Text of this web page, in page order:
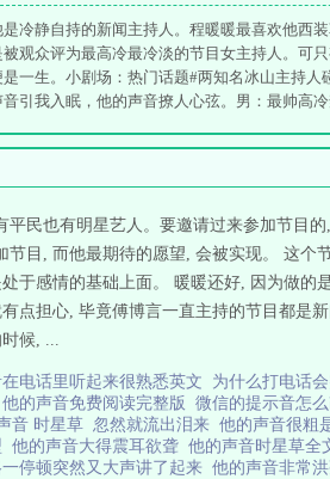
是冷静自持的新闻主持人。程暖暖最喜欢他西
被观众评为最高冷最冷淡的节目女主持人。可
是一生。小剧场：热门话题#两知名冰山主持
音引我入眠，他的声音撩人心弦。男：最帅高
。隔壁日更文《男神和他的猫》。接档文：《
平民也有明星艺人。要邀请过来参加节目
节目, 而他最期待的愿望, 会被实现。 这
于感情的基础上面。 暖暖还好, 因为做
点担心, 毕竟傅博言一直主持的节目都是
候, ...
电话里听起来很熟悉英文 为什么打电话
他的声音免费阅读完整版 微信的提示音怎
音 时星草 忽然就流出泪来 他的声音很粗
他的声音大得震耳欲聋 他的声音时星草全
停顿突然又大声讲了起来 他的声音非常